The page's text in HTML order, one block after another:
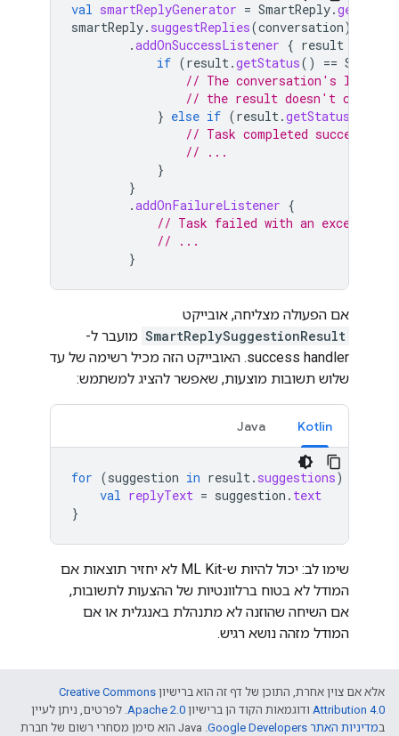
val smartReplyGenerator = SmartReply.
smartReply. suggestReplies(conversation)
.addOnSuccessListener { result
if (result.getStatus() ==
// The conversation's
// the result doesn't contain
} else if (result.getStatus
// Task completed
// ...
}
}
.addOnFailureListener {
// Task failed with an exception
// ...
}
אם הפעולה מצליחה, אובייקט
SmartReplySuggestionResult מועבר ל-
success handler. האובייקט הזה מכיל רשימה של עד
שלוש תשובות מוצעות, שאפשר להציג למשתמש:
Kotlin
Java
for (suggestion in result. suggestions)
val replyText = suggestion . text
}
שימו לב: יכול להיות ש-ML Kit לא יחזיר תוצאות אם
המודל לא בטוח ברלוונטיות של ההצעות לתשובות,
אם השיחה שהוזנה לא מתנהלת באנגלית או אם
המודל מזהה נושא רגיש.
אלא אם צוין אחרת, התוכן של דף זה הוא ברישיון Creative Commons
Attribution 4.0 ודוגמאות הקוד הן ברישיון Apache 2.0. לפרטים, ניתן לעיין
במדיניות האתר Google Developers‏
.‏ Java הוא סימן מסחרי רשום של חברת